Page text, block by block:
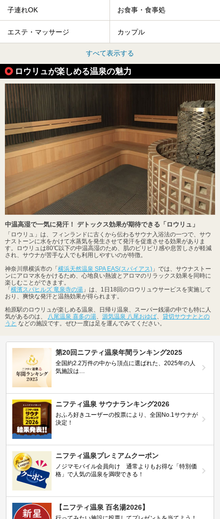
子連れOK お食事・食事処
エステ・マッサージ カップル
すべて表示する
ロウリュが楽しめる温泉の魅力
中温高湿で一気に発汗！ デトックス効果が期待できる「ロウリュ」
「ロウリュ」は、フィンランドに古くから伝わるサウナ入浴法の一つで、サウ
ナストーンに水をかけて水蒸気を発生させて発汗を促進させる効果がありま
す。ロウリュは80℃以下の中温高湿のため、肌のピリピリ感や息苦しさが軽減
され、サウナが苦手な人でも利用しやすいのが特徴。
神奈川県横浜市の「 横浜天然温泉 SPA EAS(スパイアス) 」では、サウナストー
ンにアロマ水をかけるため、心地良い熱波とアロマのリラックス効果を同時に
楽しむことができます。
「 横濱スパヒルズ 竜泉寺の湯 」は、1日18回のロウリュウサービスを実施して
おり、爽快な発汗と温熱効果が得られます。
柏原駅のロウリュが楽しめる温泉、日帰り温泉、スーパー銭湯の中でも特に人
気があるのは、 八尾温泉 喜多の湯、 源気温泉 八尾おゆば、 貸切サウナととの
うと などの施設です。ぜひ一度は足を運んでみてください。
第20回ニフティ温泉年間ランキング2025
全国約2.2万件の中から頂点に選ばれた、2025年の人
気施設は…
ニフティ温泉 サウナランキング2026
おふろ好きユーザーの投票により、全国No.1サウナが
決定！
ニフティ温泉プレミアムクーポン
ノジマモバイル会員向け 通常よりもお得な「特別価
格」で人気の温泉を満喫できる！
【ニフティ温泉 百名湯2026】